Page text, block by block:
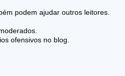
podem ajudar outros leitores.
ofensivos no blog.